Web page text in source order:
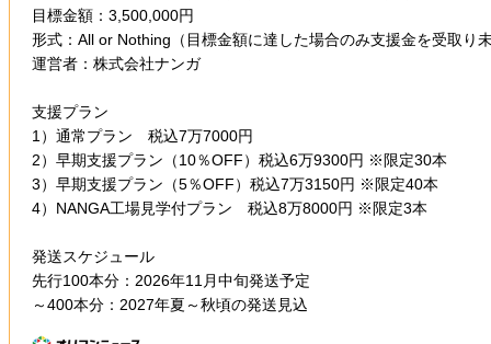
目標金額：3,500,000円
形式：All or Nothing（目標金額に達した場合のみ支援金を受取り
運営者：株式会社ナンガ
支援プラン
1）通常プラン 税込7万7000円
2）早期支援プラン（10％OFF）税込6万9300円 ※限定30本
3）早期支援プラン（5％OFF）税込7万3150円 ※限定40本
4）NANGA工場見学付プラン 税込8万8000円 ※限定3本
発送スケジュール
先行100本分：2026年11月中旬発送予定
～400本分：2027年夏～秋頃の発送見込